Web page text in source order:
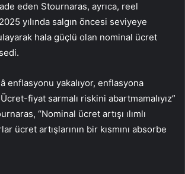
eden Stournaras, ayrıca, reel
yılında salgın öncesi seviyeye
hala güçlü olan nominal ücret
enflasyonu yakalıyor, enflasyona
fiyat sarmalı riskini abartmamalıyız”
“Nominal ücret artışı ılımlı
ücret artışlarının bir kısmını absorbe